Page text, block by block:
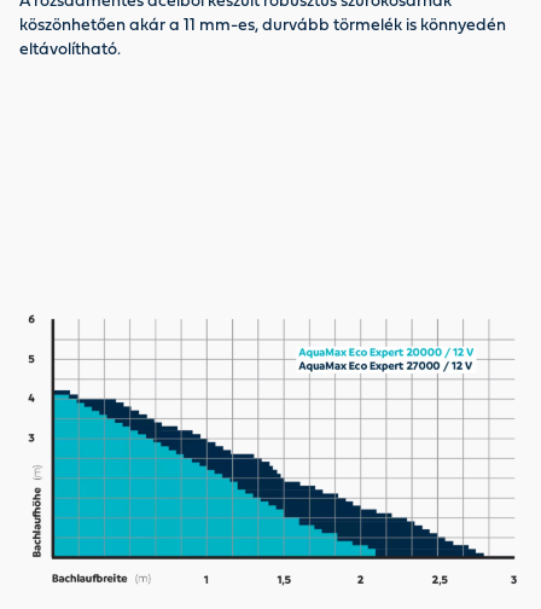
köszönhetően akár a 11 mm-es, durvább törmelék is könnyedén
eltávolítható.